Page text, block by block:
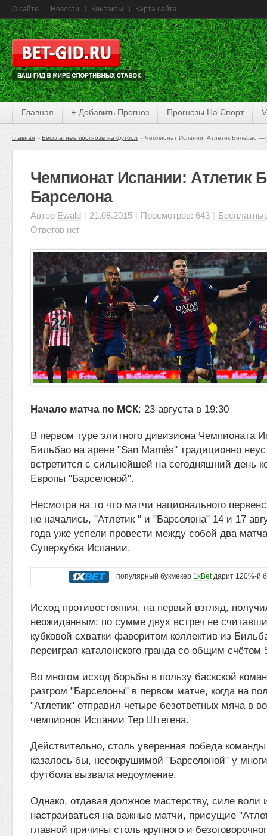
О сайте Новости Контакты Карта сайта
Главная + Добавить Прогноз Прогнозы На Спорт
Главная Бесплатные прогнозы на футбол Чемпионат Испании: Атлетик Бильбао —
Чемпионат Испании: Атлетик
Барселона
Автор Ewald | 21.08.2015 | Просмотров: 643 |
Ответов нет
Начало матча по МСК: 23 августа в 19:30
В первом туре элитного дивизиона Чемпионата
Бильбао на арене "San Mamés" традиционно
встретится с сильнейшей на сегодняшний день
Европы "Барселоной".
Несмотря на то что матчи национального
не начались, "Атлетик " и "Барселона" 14 и 17
года уже успели провести между собой два
Суперкубка Испании.
популярный букмекер 1xBetдарит 120%-й
Исход противостояния, на первый взгляд,
неожиданным: по сумме двух встреч не
кубковой схватки фаворитом коллектив из
переиграл каталонского гранда со общим счётом
Во многом исход борьбы в пользу баскской
разгром "Барселоны" в первом матче, когда на
"Атлетик" отправил четыре безответных мяча в
чемпионов Испании Тер Штегена.
Действительно, столь уверенная победа
казалось бы, несокрушимой "Барселоной" у
футбола вызвала недоумение.
Однако, отдавая должное мастерству, силе
настраиваться на важные матчи, присущие
главной причины столь крупного и